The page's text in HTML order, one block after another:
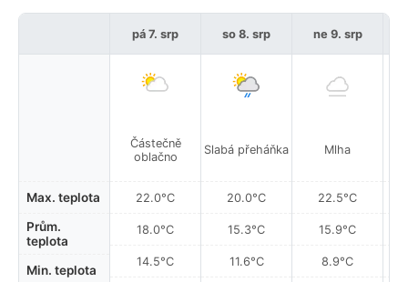
Max. teplota
Prům.
teplota
Min. teplota
pá 7. srp
Částečně
oblačno
22.0°C
18.0°C
14.5°C
so 8. srp
Slabá přeháňka
20.0°C
15.3°C
11.6°C
ne 9. srp
Mlha
22.5°C
15.9°C
8.9°C